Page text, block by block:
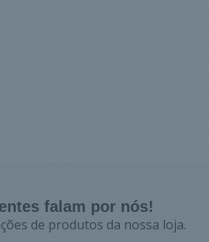
falam por nós!
de produtos da nossa loja.